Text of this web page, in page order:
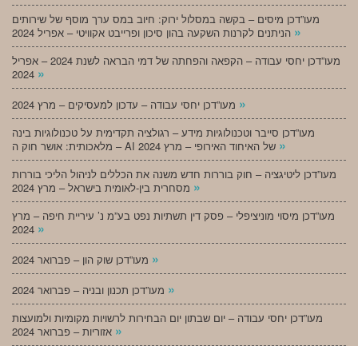
מעו”דכן מיסים – בקשה במסלול ירוק: חיוב במס ערך מוסף של שירותים
»
מעו”דכן יחסי עבודה – הקפאה והפחתה של דמי הבראה לשנת 2024 – אפריל
»
»
מעו”דכן סייבר וטכנולוגיות מידע – רגולציה תקדימית על טכנולוגיות בינה
»
מעו”דכן ליטיגציה – חוק בוררות חדש משנה את הכללים לניהול הליכי בוררות
»
מעו”דכן מיסוי מוניציפלי – פסק דין תשתיות נפט בע”מ נ’ עיריית חיפה – מרץ
»
»
»
מעו”דכן יחסי עבודה – יום שבתון יום הבחירות לרשויות מקומיות ולמועצות
»